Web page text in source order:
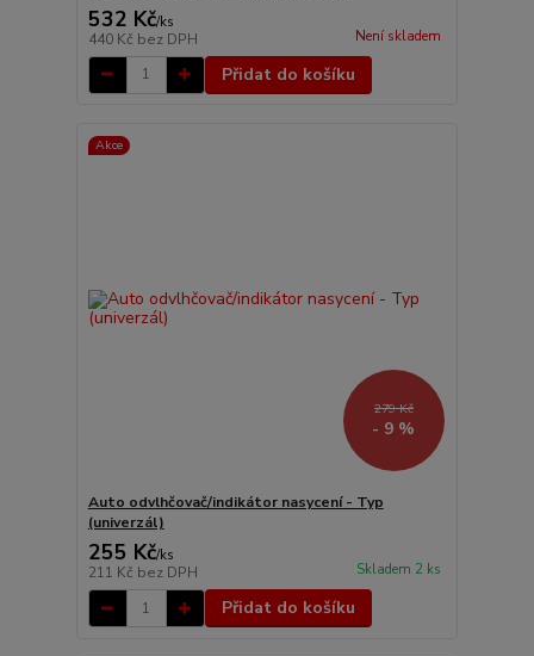
532 Kč/ks
440 Kč bez DPH Není skladem
Přidat do košíku
Akce
279 Kč
- 9 %
Auto odvlhčovač/indikátor nasycení - Typ
(univerzál)
255 Kč/ks
211 Kč bez DPH Skladem 2 ks
Přidat do košíku